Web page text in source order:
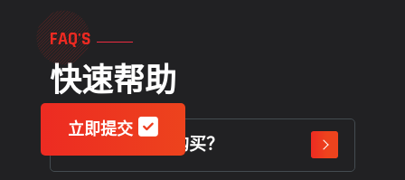
立即提交
FAQ'S
快速帮助
赛事门票如何购买？